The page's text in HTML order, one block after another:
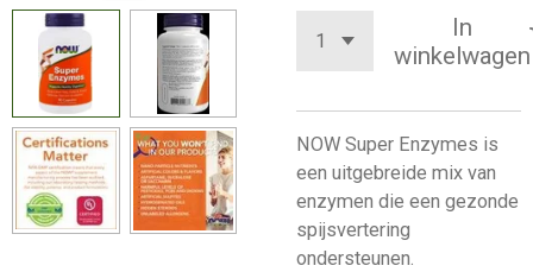
In
winkelwagen
NOW Super Enzymes is
een uitgebreide mix van
enzymen die een gezonde
spijsvertering
ondersteunen.